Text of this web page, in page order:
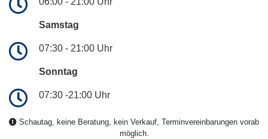
Samstag
07:30 - 21:00 Uhr
Sonntag
07:30 -21:00 Uhr
Schautag, keine Beratung, kein Verkauf, Terminvereinbarungen vorab
möglich.